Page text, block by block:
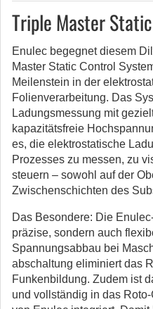
Triple Master
Enulec begegnet diesem
Master Static Control
Meilenstein in der
Folienverarbeitung. Das
Ladungsmessung mit
kapazitätsfreie
es, die elektrostatische
Prozesses zu messen, zu
steuern – sowohl auf der
Zwischenschichten des
Das Besondere: Die
präzise, sondern auch
Spannungsabbau bei
abschaltung eliminiert das
Funkenbildung. Zudem ist
und vollständig in das